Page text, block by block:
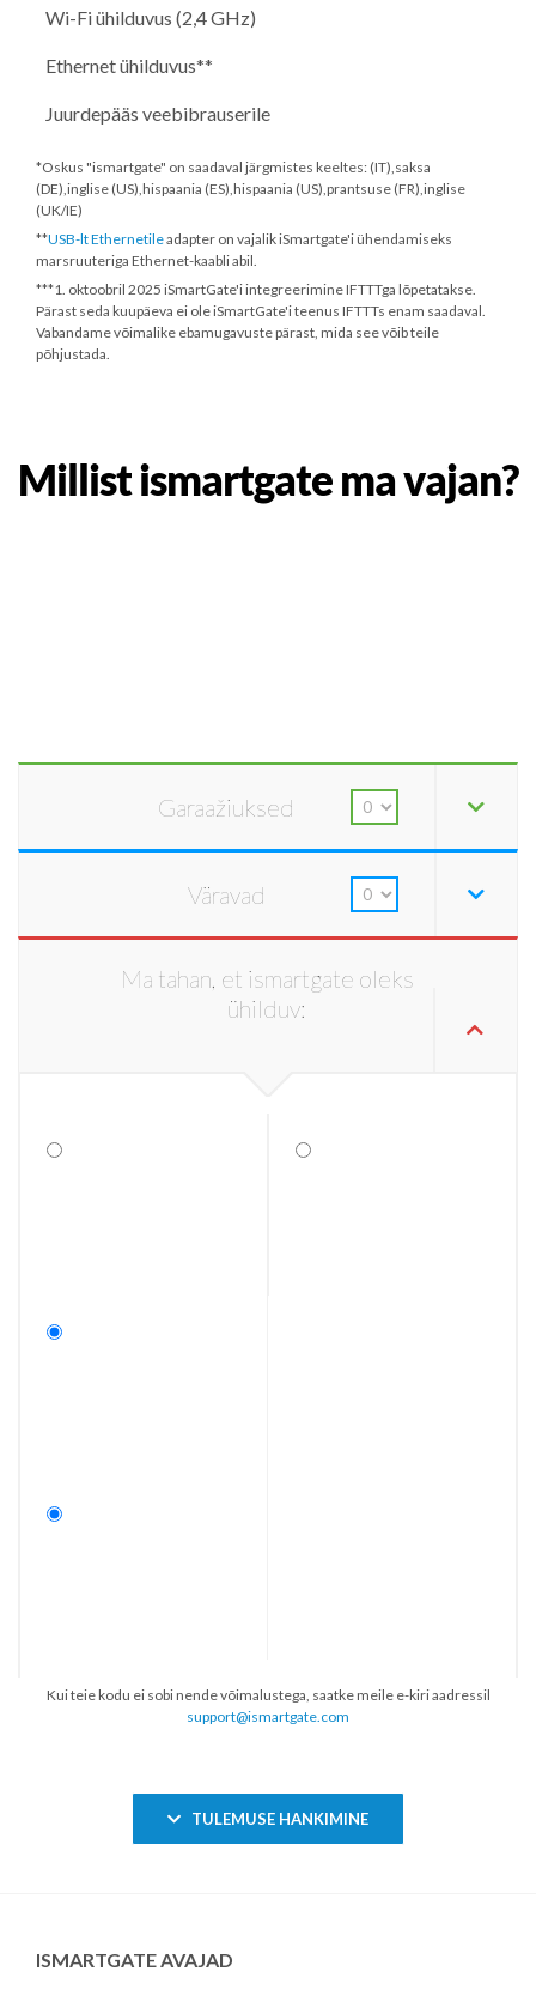
Wi-Fi ühilduvus (2,4 GHz)
Ethernet ühilduvus**
Juurdepääs veebibrauserile
*Oskus "ismartgate" on saadaval järgmistes keeltes: (IT),saksa
(DE),inglise (US),hispaania (ES),hispaania (US),prantsuse (FR),inglise
(UK/IE)
**USB-lt Ethernetileadapter on vajalik iSmartgate'i ühendamiseks
marsruuteriga Ethernet-kaabli abil.
***1. oktoobril 2025 iSmartGate'i integreerimine IFTTTga lõpetatakse.
Pärast seda kuupäeva ei ole iSmartGate'i teenus IFTTTs enam saadaval.
Vabandame võimalike ebamugavuste pärast, mida see võib teile
põhjustada.
Millist ismartgate ma vajan?
Garaažiuksed
Väravad
Ma tahan, et ismartgate oleks
ühilduv:
Kui teie kodu ei sobi nende võimalustega, saatke meile e-kiri aadressil
support@ismartgate.com
TULEMUSE HANKIMINE
ISMARTGATE AVAJAD